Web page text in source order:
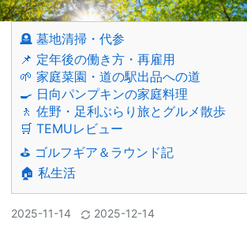
🪦 墓地清掃・代参
📌 定年後の働き方・再雇用
🌱 家庭菜園・道の駅出品への道
🍳 日向パンプキンの家庭料理
🚶 佐野・足利ぶらり旅とグルメ散歩
🛒 TEMUレビュー
⛳ ゴルフギア＆ラウンド記
🏠 私生活
2025-11-14 2025-12-14